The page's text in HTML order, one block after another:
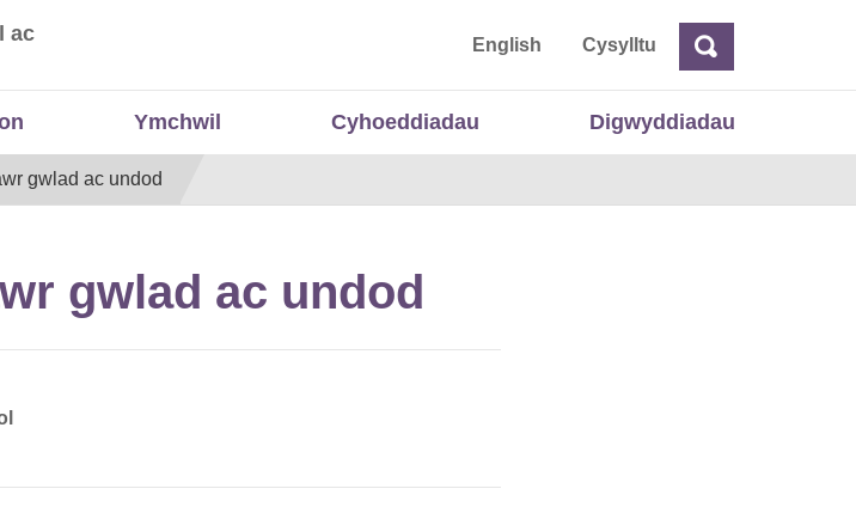
ac Economaidd a Data Cymru
ac
English CysylltuChwilio
Ymchwil Cyhoeddiadau Digwyddiadau
gwlad ac undod
gwlad ac undod